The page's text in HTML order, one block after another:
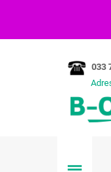
033
Adresa: